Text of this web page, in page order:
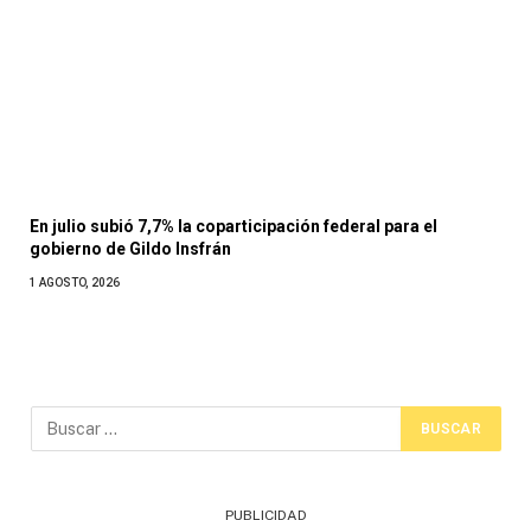
En julio subió 7,7% la coparticipación federal para el
gobierno de Gildo Insfrán
1 AGOSTO, 2026
PUBLICIDAD